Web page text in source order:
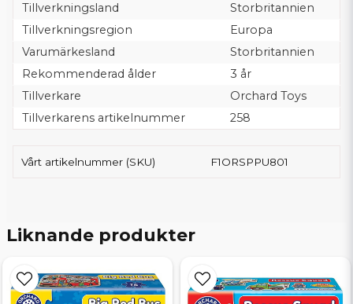
Tillverkningsland
Storbritannien
Tillverkningsregion
Europa
Varumärkesland
Storbritannien
Rekommenderad ålder
3 år
Tillverkare
Orchard Toys
Tillverkarens artikelnummer
258
Vårt artikelnummer (SKU) F1ORSPPU801
Liknande produkter